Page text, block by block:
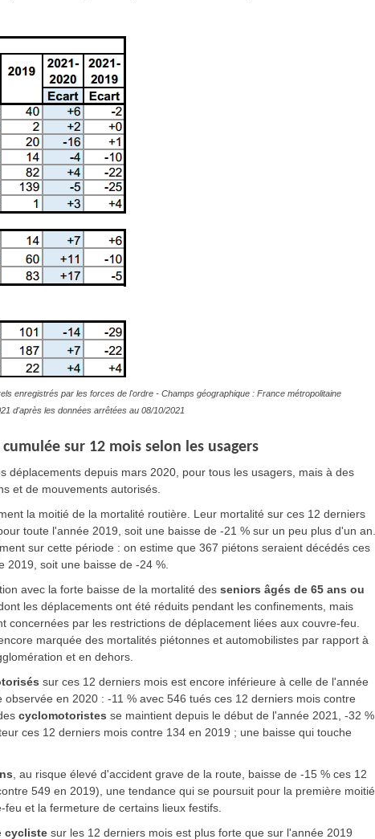
enregistrés par les forces de l'ordre - Champs géographique : France métropolitaine
d'après les données arrêtées au 08/10/2021
sur 12 mois selon les usagers
déplacements depuis mars 2020, pour tous les usagers, mais à des
et de mouvements autorisés.
la moitié de la mortalité routière. Leur mortalité sur ces 12 derniers
toute l'année 2019, soit une baisse de -21 % sur un peu plus d'un an.
sur cette période : on estime que 367 piétons seraient décédés ces
2019, soit une baisse de -24 %.
avec la forte baisse de la mortalité des seniors âgés de 65 ans ou
les déplacements ont été réduits pendant les confinements, mais
concernées par les restrictions de déplacement liées aux couvre-feu.
marquée des mortalités piétonnes et automobilistes par rapport à
et en dehors.
sur ces 12 derniers mois est encore inférieure à celle de l'année
en 2020 : -11 % avec 546 tués ces 12 derniers mois contre
cyclomotoristes se maintient depuis le début de l'année 2021, -32 %
ces 12 derniers mois contre 134 en 2019 ; une baisse qui touche
, au risque élevé d'accident grave de la route, baisse de -15 % ces 12
549 en 2019), une tendance qui se poursuit pour la première moitié
et la fermeture de certains lieux festifs.
cycliste sur les 12 derniers mois est plus forte que sur l'année 2019